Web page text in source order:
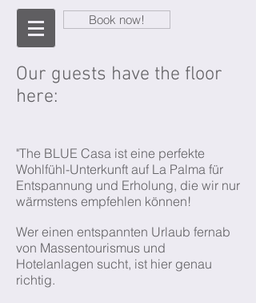
Book now!
Our guests have the floor
here:
"The BLUE Casa ist eine perfekte
Wohlfühl-Unterkunft auf La Palma für
Entspannung und Erholung, die wir nur
wärmstens empfehlen können!
Wer einen entspannten Urlaub fernab
von Massentourismus und
Hotelanlagen sucht, ist hier genau
richtig.